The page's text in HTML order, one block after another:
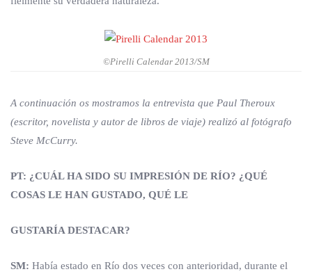
©Pirelli Calendar 2013/SM
A continuación os mostramos la entrevista que Paul Theroux
(escritor, novelista y autor de libros de viaje) realizó al fotógrafo
Steve McCurry.
PT: ¿CUÁL HA SIDO SU IMPRESIÓN DE RÍO? ¿QUÉ
COSAS LE HAN GUSTADO, QUÉ LE
GUSTARÍA DESTACAR?
SM: Había estado en Río dos veces con anterioridad, durante el